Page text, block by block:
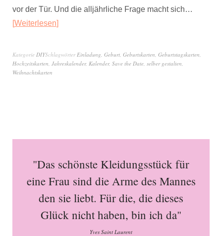
vor der Tür. Und die alljährliche Frage macht sich…
Weiterlesen
Kategorie DIYSchlagwörterEinladung, Geburt, Geburtskarten, Geburtstagskarten,
Hochzeitskarten, Jahreskalender, Kalender, Save the Date, selber gestalten,
Weihnachtskarten
"Das schönste Kleidungsstück für
eine Frau sind die Arme des Mannes
den sie liebt. Für die, die dieses
Glück nicht haben, bin ich da"
Yves Saint Laurent